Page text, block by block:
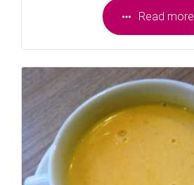
Read more